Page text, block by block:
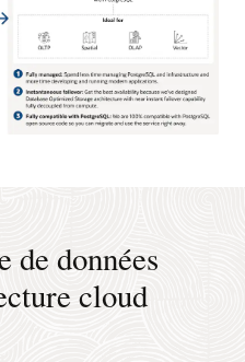
de données
cloud